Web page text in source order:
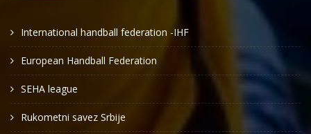
International handball federation -IHF
European Handball Federation
SEHA league
Rukometni savez Srbije